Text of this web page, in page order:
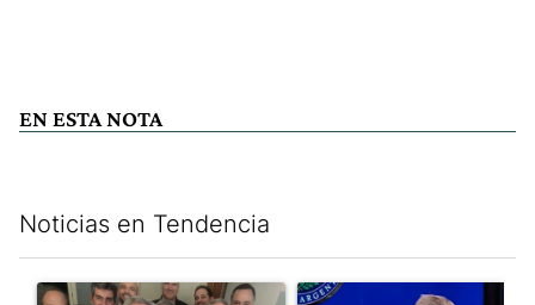
EN ESTA NOTA
Noticias en Tendencia
Un artículo de tendencia con el título "Canciller de
Un artículo de tendencia con